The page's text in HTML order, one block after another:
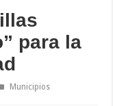
para la
Municipios